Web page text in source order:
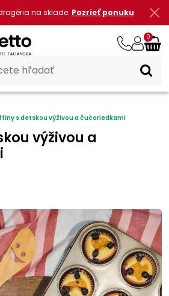
na sklade. Pozrieť ponuku
0
s detskou výživou a čučoriedkami
výživou a